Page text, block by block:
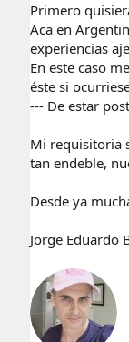
Primero
Aca en
experiencias
En este caso
éste si
--- De estar
Mi requisitoria
tan endeble,
Desde ya
Jorge Eduardo